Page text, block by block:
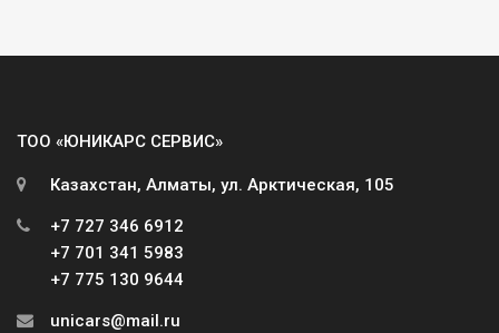
ТОО «ЮНИКАРС СЕРВИС»
Казахстан, Алматы, ул. Арктическая, 105
+7 727 346 6912
+7 701 341 5983
+7 775 130 9644
unicars@mail.ru